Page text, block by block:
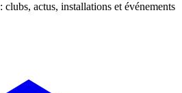
: clubs, actus, installations et événements